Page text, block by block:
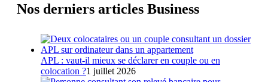
Nos derniers articles Business
APL : vaut-il mieux se déclarer en couple ou en
colocation ?1 juillet 2026